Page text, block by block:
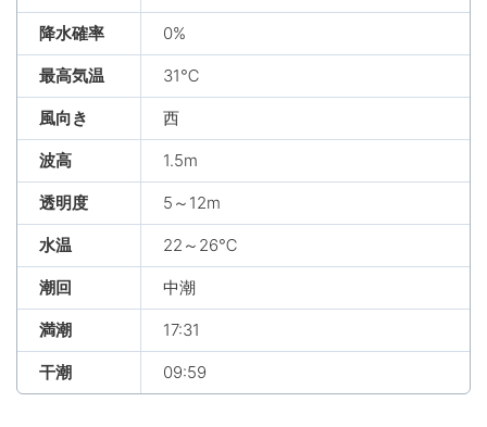
降水確率 0%
最高気温 31℃
風向き 西
波高 1.5m
透明度 5～12m
水温 22～26℃
潮回 中潮
満潮 17:31
干潮 09:59